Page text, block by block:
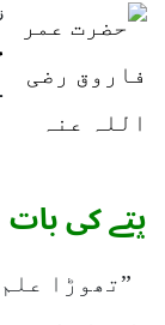
پتے کی بات
”تھوڑا